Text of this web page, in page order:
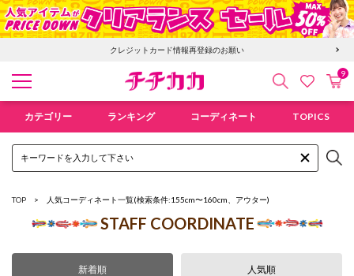
クレジットカード情報再登録のお願い
検索 お気にカ
9
カテゴリー ランキング コーディネート TOPICS
TOP 人気コーディネート一覧(検索条件:155cm〜160cm、アウター)
STAFF COORDINATE
新着順 人気順